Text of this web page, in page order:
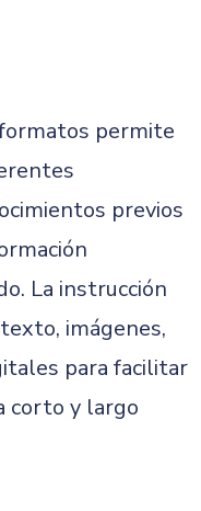
permite
previos
La instrucción
imágenes,
para facilitar
corto y largo